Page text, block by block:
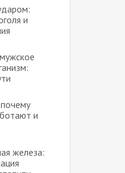
и
и
железа: